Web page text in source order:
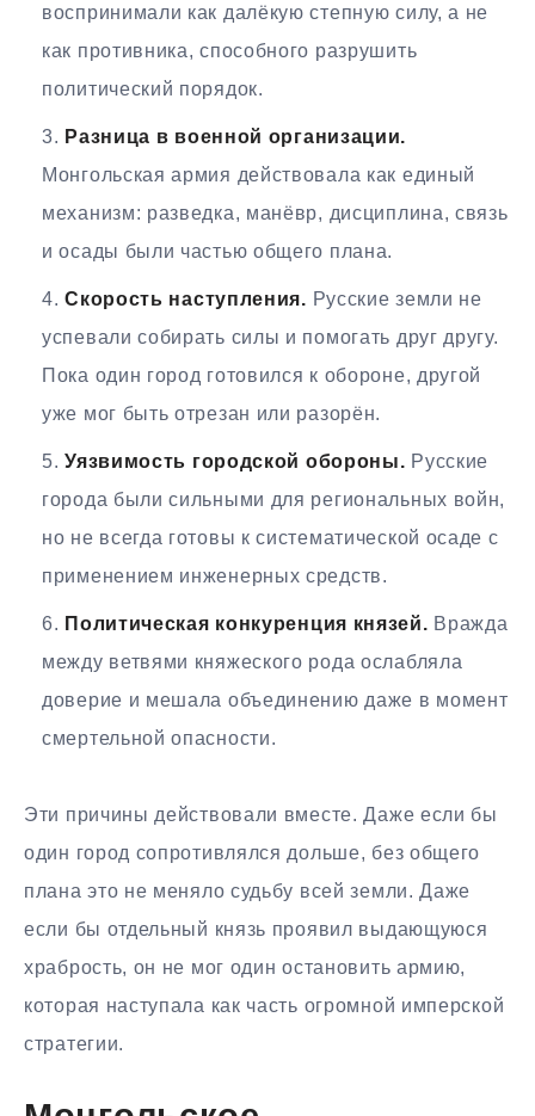
воспринимали как далёкую степную силу, а не
как противника, способного разрушить
политический порядок.
Разница в военной организации.
Монгольская армия действовала как единый
механизм: разведка, манёвр, дисциплина, связь
и осады были частью общего плана.
Скорость наступления. Русские земли не
успевали собирать силы и помогать друг другу.
Пока один город готовился к обороне, другой
уже мог быть отрезан или разорён.
Уязвимость городской обороны. Русские
города были сильными для региональных войн,
но не всегда готовы к систематической осаде с
применением инженерных средств.
Политическая конкуренция князей. Вражда
между ветвями княжеского рода ослабляла
доверие и мешала объединению даже в момент
смертельной опасности.
Эти причины действовали вместе. Даже если бы
один город сопротивлялся дольше, без общего
плана это не меняло судьбу всей земли. Даже
если бы отдельный князь проявил выдающуюся
храбрость, он не мог один остановить армию,
которая наступала как часть огромной имперской
стратегии.